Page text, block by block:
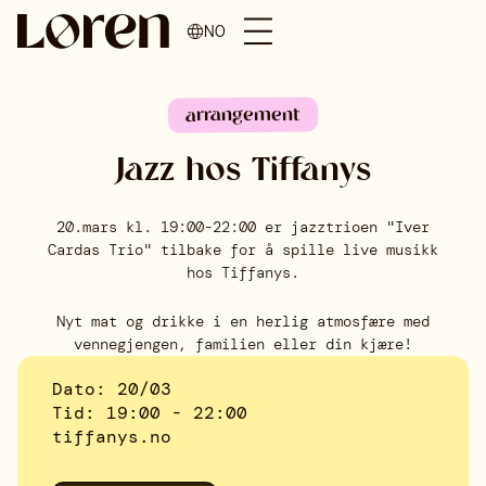
NO
Dato
20/03
Tid
19:00 - 22:00
tiffanys.no
arrangement
Jazz hos Tiffanys
20.mars kl. 19:00-22:00 er jazztrioen "Iver
Cardas Trio" tilbake for å spille live musikk
hos Tiffanys.
Nyt mat og drikke i en herlig atmosfære med
vennegjengen, familien eller din kjære!